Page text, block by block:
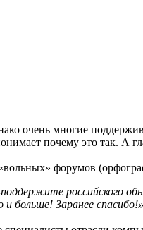
очень многие
почему это так. А
форумов
российского
больше! Заранее спасибо!»